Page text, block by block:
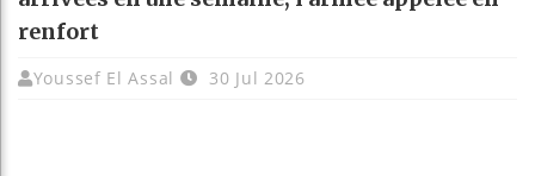
renfort
Youssef El Assal 30 Jul 2026